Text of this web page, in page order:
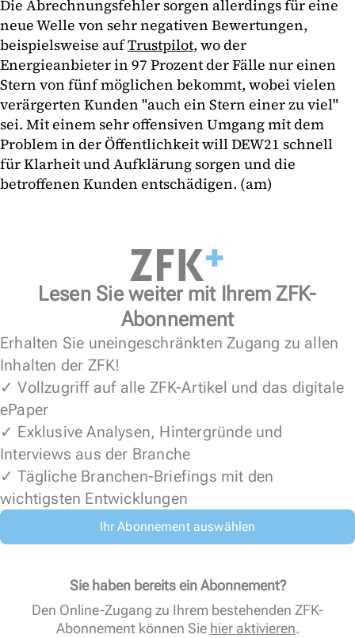
Die Abrechnungsfehler sorgen allerdings für eine
neue Welle von sehr negativen Bewertungen,
beispielsweise aufTrustpilot, wo der
Energieanbieter in 97 Prozent der Fälle nur einen
Stern von fünf möglichen bekommt, wobei vielen
verärgerten Kunden "auch ein Stern einer zu viel"
sei. Mit einem sehr offensiven Umgang mit dem
Problem in der Öffentlichkeit will DEW21 schnell
für Klarheit und Aufklärung sorgen und die
betroffenen Kunden entschädigen. (am)
Lesen Sie weiter mit Ihrem ZFK-
Abonnement
Erhalten Sie uneingeschränkten Zugang zu allen
Inhalten der ZFK!
✓ Vollzugriff auf alle ZFK-Artikel und das digitale
ePaper
✓ Exklusive Analysen, Hintergründe und
Interviews aus der Branche
✓ Tägliche Branchen-Briefings mit den
wichtigsten Entwicklungen
Ihr Abonnement auswählen
Sie haben bereits ein Abonnement?
Den Online-Zugang zu Ihrem bestehenden ZFK-
Abonnement können Sie hier aktivieren.